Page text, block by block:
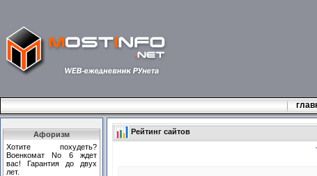
Афоризм
Хотите похудеть?
Военкомат No 6 ждет
вас! Гарантия до двух
лет.
Рейтинг сайтов